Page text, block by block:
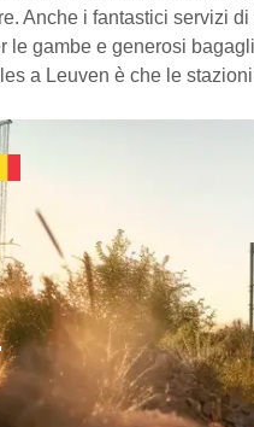
Anche i fantastici servizi
le gambe e generosi
a Leuven è che le